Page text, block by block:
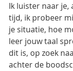
Ik luister naar je,
tijd, ik probeer
je situatie, hoe
leer jouw taal
dit is, op zoek
achter de